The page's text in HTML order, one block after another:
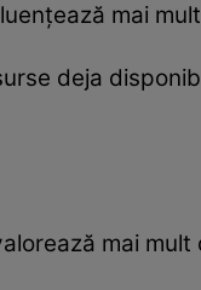
mai
deja
mai